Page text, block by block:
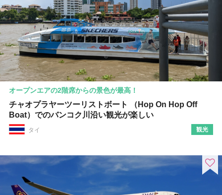
オープンエアの2階席からの景色が最高！
チャオプラヤーツーリストボート （Hop On Hop Off
Boat）でのバンコク川沿い観光が楽しい
タイ 観光